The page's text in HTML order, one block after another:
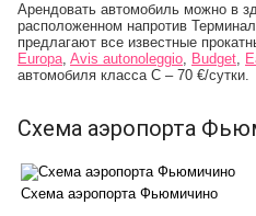
Арендовать автомобиль можно в
расположенном напротив
предлагают все известные
Europa, Avis autonoleggio, Budget,
автомобиля класса С – 70 €/сутки.
Схема аэропорта
Схема аэропорта Фьюмичино